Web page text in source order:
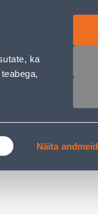
ka
Näita andmeid